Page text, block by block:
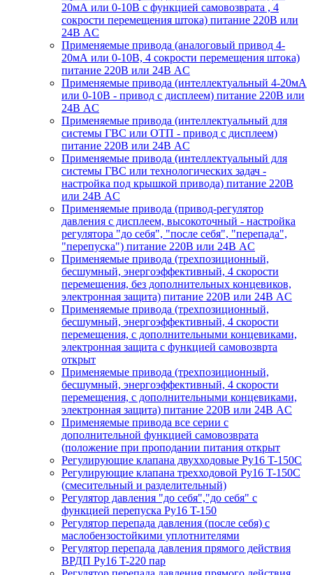
20мА или 0-10В с функцией самовозврата , 4
сокрости перемещения штока) питание 220В или
24В AC
Применяемые привода (аналоговый привод 4-
20мА или 0-10В, 4 сокрости перемещения штока)
питание 220В или 24В AC
Применяемые привода (интеллектуальный 4-20мА
или 0-10В - привод с дисплеем) питание 220В или
24В AC
Применяемые привода (интеллектуальный для
системы ГВС или ОТП - привод с дисплеем)
питание 220В или 24В AC
Применяемые привода (интеллектуальный для
системы ГВС или технологических задач -
настройка под крышкой привода) питание 220В
или 24В AC
Применяемые привода (привод-регулятор
давления с дисплеем, высокоточный - настройка
регулятора "до себя", "после себя", "перепада",
"перепуска") питание 220В или 24В AC
Применяемые привода (трехпозиционный,
бесшумный, энергоэффективный, 4 скорости
перемещения, без дополнительных концевиков,
электронная защита) питание 220В или 24В AC
Применяемые привода (трехпозиционный,
бесшумный, энергоэффективный, 4 скорости
перемещения, с дополнительными концевиками,
электронная защита с функцией самовозврта
открыт
Применяемые привода (трехпозиционный,
бесшумный, энергоэффективный, 4 скорости
перемещения, с дополнительными концевиками,
электронная защита) питание 220В или 24В AC
Применяемые привода все серии с
дополнительной функцией самовозврата
(положение при проподании питания открыт
Регулирующие клапана двухходовые Ру16 T-150С
Регулирующие клапана трехходовой Ру16 T-150С
(смесительный и разделительный)
Регулятор давления "до себя","до себя" с
функцией перепуска Ру16 T-150
Регулятор перепада давления (после себя) c
маслобензостойкими уплотнителями
Регулятор перепада давления прямого действия
ВРДП Ру16 T-220 пар